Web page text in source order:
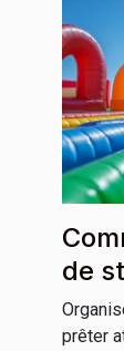
de
prêter